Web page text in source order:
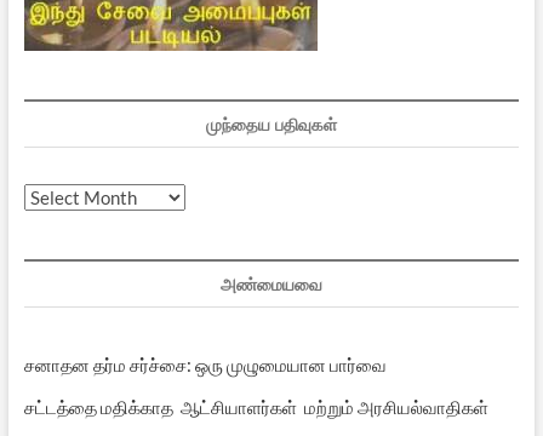
முந்தைய பதிவுகள்
முந்தைய
அண்மையவை
சனாதன தர்ம சர்ச்சை: ஒரு முழுமையான பார்வை
சட்டத்தை மதிக்காத ஆட்சியாளர்கள் மற்றும் அரசியல்வாதிகள்